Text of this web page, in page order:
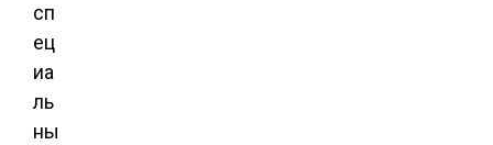
сп
ец
иа
ль
ны